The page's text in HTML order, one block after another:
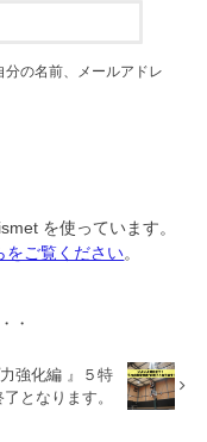
の名前、メールアドレ
を使っています。
をご覧ください。
・
強化編 』５特
となります。